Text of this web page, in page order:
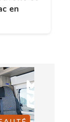
en